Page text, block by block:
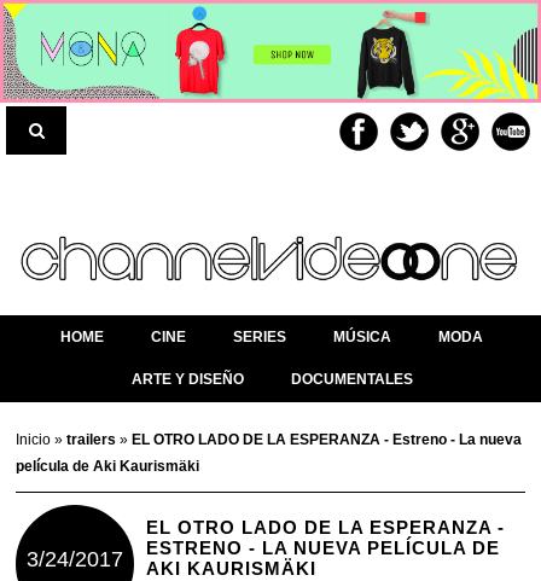
HOME CINE SERIES MÚSICA MODA
ARTE Y DISEÑO DOCUMENTALES
Inicio»trailers» EL OTRO LADO DE LA ESPERANZA - Estreno - La nueva
película de Aki Kaurismäki
3/24/2017
EL OTRO LADO DE LA ESPERANZA -
ESTRENO - LA NUEVA PELÍCULA DE
AKI KAURISMÄKI